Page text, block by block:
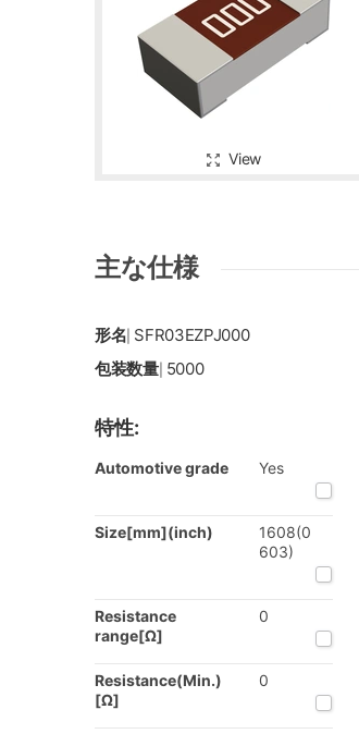
View
主な仕様
形名 SFR03EZPJ000
包装数量| 5000
特性:
Automotive grade Yes
Size[mm](inch)
1608(0
603)
Resistance
range[Ω]
0
Resistance(Min.)
[Ω]
0